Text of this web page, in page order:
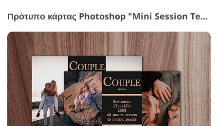
Πρότυπο κάρτας Photoshop "Mini Session Templates"